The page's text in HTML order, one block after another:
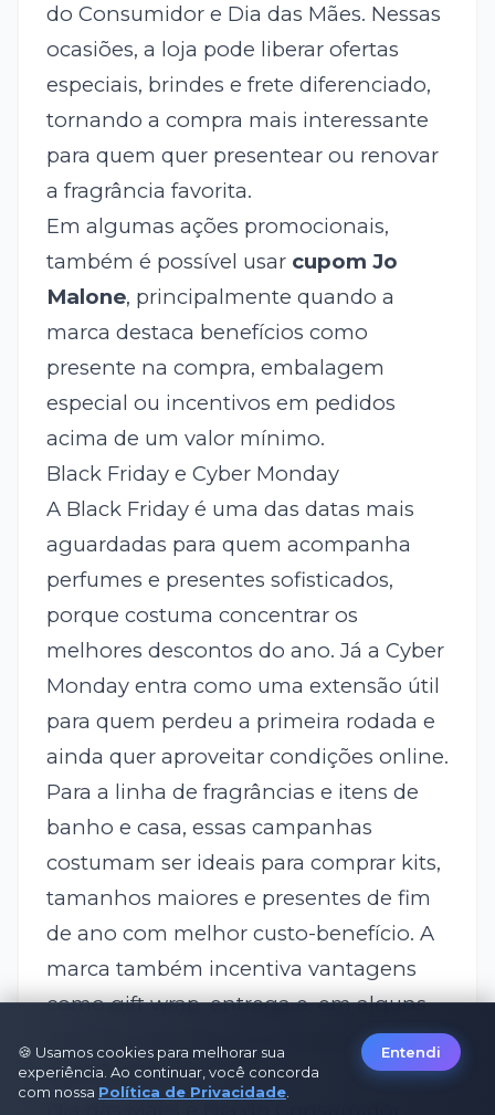
do Consumidor e Dia das Mães. Nessas
ocasiões, a loja pode liberar ofertas
especiais, brindes e frete diferenciado,
tornando a compra mais interessante
para quem quer presentear ou renovar
a fragrância favorita.
Em algumas ações promocionais,
também é possível usar cupom Jo
Malone, principalmente quando a
marca destaca benefícios como
presente na compra, embalagem
especial ou incentivos em pedidos
acima de um valor mínimo.
Black Friday e Cyber Monday
A Black Friday é uma das datas mais
aguardadas para quem acompanha
perfumes e presentes sofisticados,
porque costuma concentrar os
melhores descontos do ano. Já a Cyber
Monday entra como uma extensão útil
para quem perdeu a primeira rodada e
ainda quer aproveitar condições online.
Para a linha de fragrâncias e itens de
banho e casa, essas campanhas
costumam ser ideais para comprar kits,
tamanhos maiores e presentes de fim
de ano com melhor custo-benefício. A
marca também incentiva vantagens
como gift wrap, entrega e, em alguns
qualificadas.
🍪 Usamos cookies para melhorar sua
experiência. Ao continuar, você concorda
com nossa Política de Privacidade
Entendi